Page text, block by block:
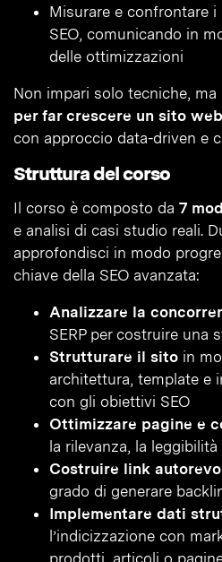
Misurare e confrontare
SEO, comunicando in
delle ottimizzazioni
Non impari solo tecniche, ma
per far crescere un sito
con approccio data-driven e
Struttura del corso
Il corso è composto da 7
e analisi di casi studio reali.
approfondisci in modo
chiave della SEO avanzata:
Analizzare la
SERP per costruire una
Strutturare il sito in
architettura, template e
con gli obiettivi SEO
Ottimizzare pagine e
la rilevanza, la
Costruire link
grado di generare
Implementare dati
l’indicizzazione con